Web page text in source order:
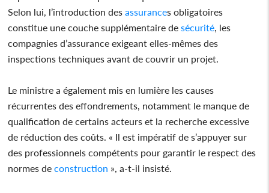
Selon lui, l’introduction des assurances obligatoires
constitue une couche supplémentaire de sécurité , les
compagnies d’assurance exigeant elles-mêmes des
inspections techniques avant de couvrir un projet.
Le ministre a également mis en lumière les causes
récurrentes des effondrements, notamment le manque de
qualification de certains acteurs et la recherche excessive
de réduction des coûts. « Il est impératif de s’appuyer sur
des professionnels compétents pour garantir le respect des
normes de construction », a-t-il insisté.